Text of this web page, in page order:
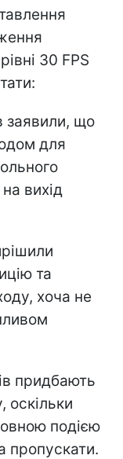
30 FPS
заявили, що
для
вихід
та
хоча не
придбають
оскільки
подією
пропускати.